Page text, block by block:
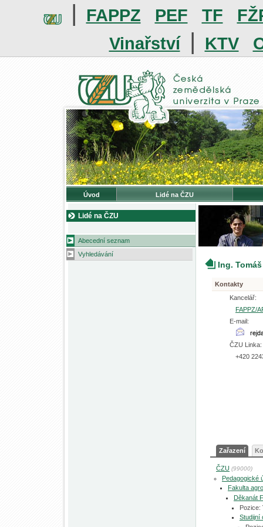
| FAPPZ PEF TF
Vinařství | KTV
Úvod Lidé na ČZU
Lidé na ČZU
Abecední seznam
Vyhledávání
Ing.
Kontakty
Kancelář:
FAPPZ/
E-mail:
ČZU Linka:
+420
Zařazení
ČZU (99000)
Pedagogické
Fakulta
Děkanát
Pozice:
Studijní